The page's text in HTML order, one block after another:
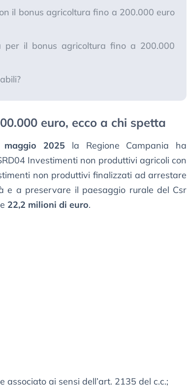
il bonus agricoltura fino a 200.000 euro
per il bonus agricoltura fino a 200.000
euro, ecco a chi spetta
2025 la Regione Campania ha
Investimenti non produttivi agricoli con
non produttivi finalizzati ad arrestare
e a preservare il paesaggio rurale del Csr
22,2 milioni di euro.
associato ai sensi dell’art. 2135 del c.c.;